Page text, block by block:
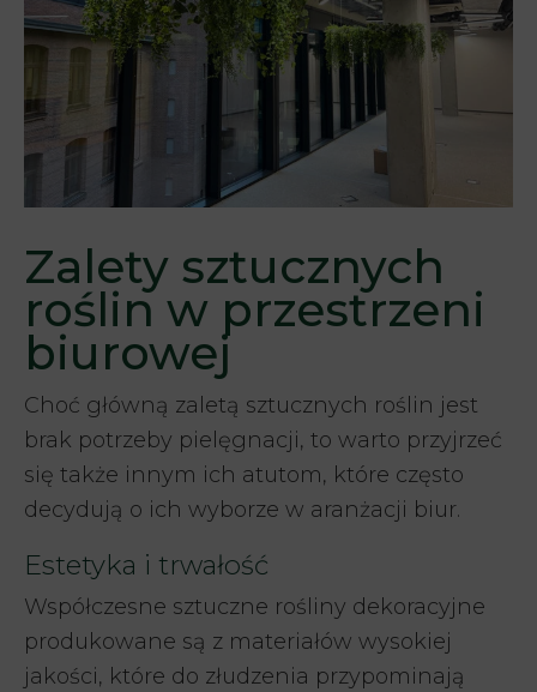
Zalety sztucznych
roślin w przestrzeni
biurowej
Choć główną zaletą sztucznych roślin jest
brak potrzeby pielęgnacji, to warto przyjrzeć
się także innym ich atutom, które często
decydują o ich wyborze w aranżacji biur.
Estetyka i trwałość
Współczesne sztuczne rośliny dekoracyjne
produkowane są z materiałów wysokiej
jakości, które do złudzenia przypominają